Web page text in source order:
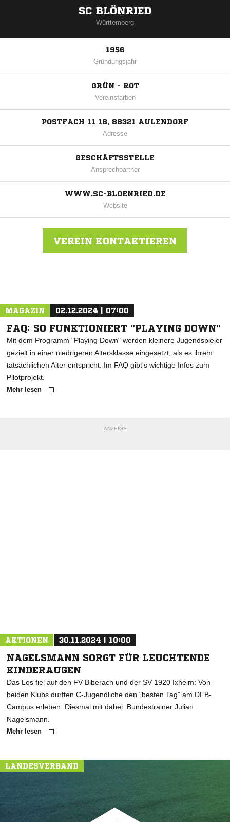
SC BLÖNRIED
Württemberg
1956
Gründungsjahr
GRÜN - ROT
Vereinsfarben
POSTFACH 11 18, 88321 AULENDORF
Adresse
GESCHÄFTSSTELLE
Ansprechpartner
WWW.SC-BLOENRIED.DE
Website
VEREIN KONTAKTIEREN
MAGAZIN 02.12.2024 | 07:00
FAQ: SO FUNKTIONIERT "PLAYING DOWN"
Mit dem Programm "Playing Down" werden kleinere Jugendspieler
gezielt in einer niedrigeren Altersklasse eingesetzt, als es ihrem
tatsächlichen Alter entspricht. Im FAQ gibt's wichtige Infos zum
Pilotprojekt.
Mehr lesen
ANZEIGE
AKTIONEN 30.11.2024 | 10:00
NAGELSMANN SORGT FÜR LEUCHTENDE
KINDERAUGEN
Das Los fiel auf den FV Biberach und der SV 1920 Ixheim: Von
beiden Klubs durften C-Jugendliche den "besten Tag" am DFB-
Campus erleben. Diesmal mit dabei: Bundestrainer Julian
Nagelsmann.
Mehr lesen
LANDESVERBAND